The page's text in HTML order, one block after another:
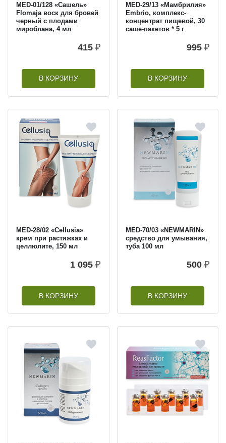
MED-01/128 «Сашель»
Flomaja воск для бровей
черный с плодами
мироблана, 4 мл
415 ₽
В КОРЗИНУ
MED-29/13 «Мамбрилия»
Embrio, комплекс-
концентрат пищевой, 30
саше-пакетов * 5 г
995 ₽
В КОРЗИНУ
MED-28/02 «Cellusia»
крем при растяжках и
целлюлите, 150 мл
1 095 ₽
В КОРЗИНУ
MED-70/03 «NEWMARIN»
средство для умывания,
туба 100 мл
500 ₽
В КОРЗИНУ